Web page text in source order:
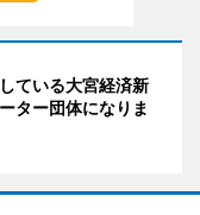
ている大宮経済新
ター団体になりま